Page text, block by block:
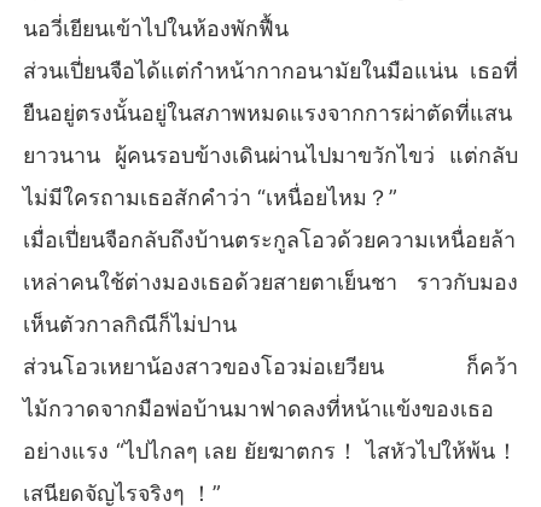
นอวี่เยียนเข้าไปในห้องพักฟื้น
ส่วนเปี่ยนจือได้แต่กำหน้ากากอนามัยในมือแน่น เธอที่
ยืนอยู่ตรงนั้นอยู่ในสภาพหมดแรงจากการผ่าตัดที่แสน
ยาวนาน ผู้คนรอบข้างเดินผ่านไปมาขวักไขว่ แต่กลับ
ไม่มีใครถามเธอสักคำว่า “เหนื่อยไหม？”
เมื่อเปี่ยนจือกลับถึงบ้านตระกูลโอวด้วยความเหนื่อยล้า
เหล่าคนใช้ต่างมองเธอด้วยสายตาเย็นชา ราวกับมอง
เห็นตัวกาลกิณีก็ไม่ปาน
ส่วนโอวเหยาน้องสาวของโอวม่อเยวียน ก็คว้า
ไม้กวาดจากมือพ่อบ้านมาฟาดลงที่หน้าแข้งของเธอ
อย่างแรง “ไปไกลๆ เลย ยัยฆาตกร！ ไสหัวไปให้พ้น！
เสนียดจัญไรจริงๆ ！”